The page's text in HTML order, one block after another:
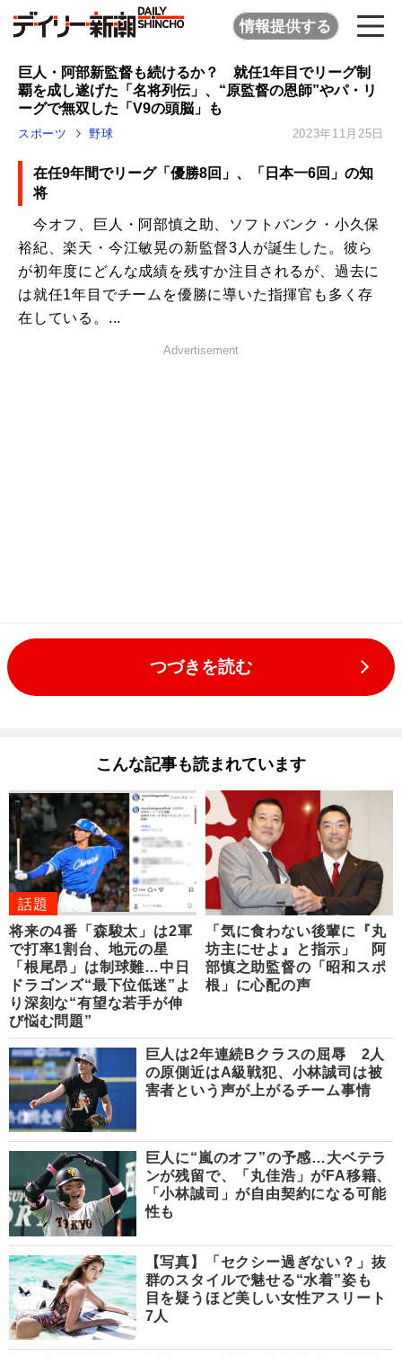
情報提供する
巨人・阿部新監督も続けるか？ 就任1年目でリーグ制
覇を成し遂げた「名将列伝」、“原監督の恩師”やパ・リ
ーグで無双した「V9の頭脳」も
スポーツ 野球 2023年11月25日
在任9年間でリーグ「優勝8回」、「日本一6回」の知
将
今オフ、巨人・阿部慎之助、ソフトバンク・小久保
裕紀、楽天・今江敏晃の新監督3人が誕生した。彼ら
が初年度にどんな成績を残すか注目されるが、過去に
は就任1年目でチームを優勝に導いた指揮官も多く存
在している。...
Advertisement
つづきを読む
こんな記事も読まれています
話題
将来の4番「森駿太」は2軍
で打率1割台、地元の星
「根尾昂」は制球難…中日
ドラゴンズ“最下位低迷”よ
り深刻な“有望な若手が伸
び悩む問題”
「気に食わない後輩に『丸
坊主にせよ』と指示」 阿
部慎之助監督の「昭和スポ
根」に心配の声
巨人は2年連続Bクラスの屈辱 2人
の原側近はA級戦犯、小林誠司は被
害者という声が上がるチーム事情
巨人に“嵐のオフ”の予感…大ベテラ
ンが残留で、「丸佳浩」がFA移籍、
「小林誠司」が自由契約になる可能
性も
【写真】「セクシー過ぎない？」抜
群のスタイルで魅せる“水着”姿も
目を疑うほど美しい女性アスリート
7人